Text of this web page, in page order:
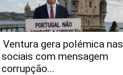
Ventura gera polémica nas
com mensagem